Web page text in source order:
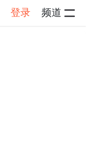
登录 频道